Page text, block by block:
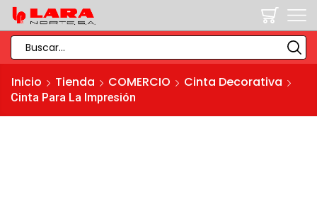
INPUT
Inicio Tienda COMERCIO Cinta Decorativa
Cinta Para La Impresión